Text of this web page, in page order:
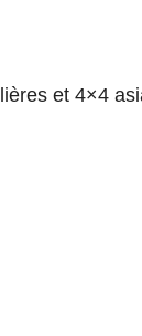
et 4×4